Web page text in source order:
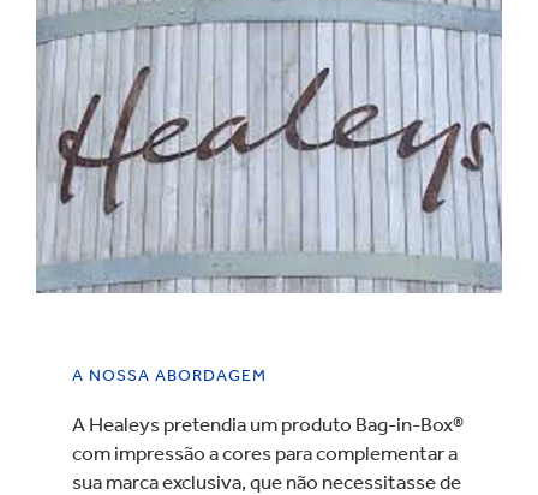
A NOSSA ABORDAGEM
A Healeys pretendia um produto Bag-in-Box®
com impressão a cores para complementar a
sua marca exclusiva, que não necessitasse de